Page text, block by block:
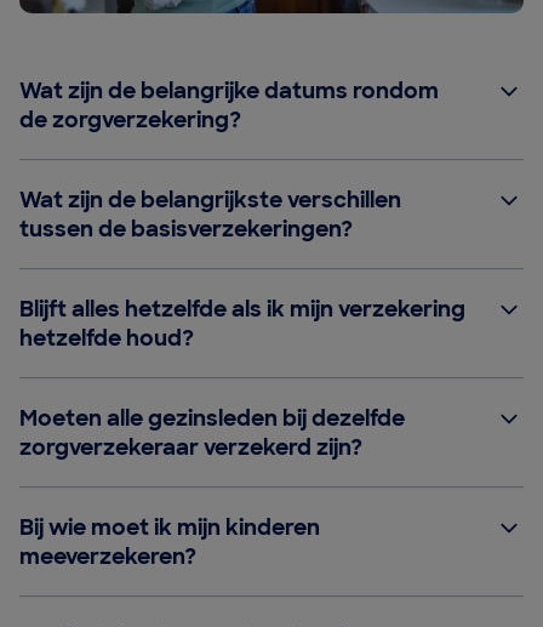
Wat zijn de belangrijke datums rondom
de zorgverzekering?
Wat zijn de belangrijkste verschillen
tussen de basisverzekeringen?
Blijft alles hetzelfde als ik mijn verzekering
hetzelfde houd?
Moeten alle gezinsleden bij dezelfde
zorgverzekeraar verzekerd zijn?
Bij wie moet ik mijn kinderen
meeverzekeren?